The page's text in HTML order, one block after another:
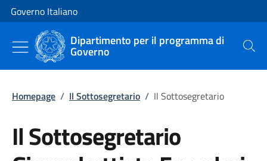
Vai al contenuto
Vai alla navigazione del sito
Governo Italiano
Dipartimento per il programma di
Governo Cerca
Homepage / Il Sottosegretario / Il Sottosegretario
Il Sottosegretario